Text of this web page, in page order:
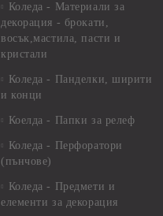
Коледа - Материали за
декорация - брокати,
восък,мастила, пасти и
кристали
Коледа - Панделки, ширити
и конци
Коелда - Папки за релеф
Коледа - Перфоратори
(пънчове)
Коледа - Предмети и
елементи за декорация